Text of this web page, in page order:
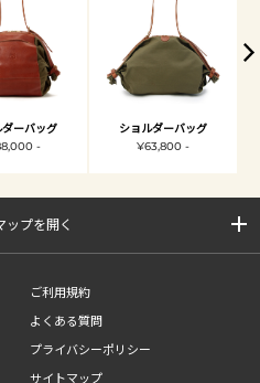
ダーバッグ
-
ショルダーバッグ
¥63,800 -
ップを開く
ご利用規約
よくある質問
プライバシーポリシー
サイトマップ